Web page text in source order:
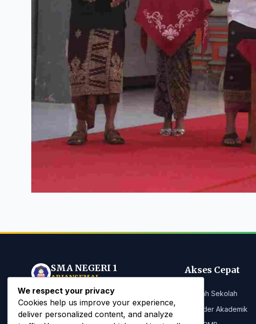
SMA NEGERI 1
ABIANSEMAL
Mewujudkan insan sekolah yang
Spiritual, Mandiri, dan Berbudaya
berlandaskan Tri Hita Karana di era
Akses Cepat
Sejarah Sekolah
Kalender Akademik
We respect your privacy
Cookies help us improve your experience,
deliver personalized content, and analyze